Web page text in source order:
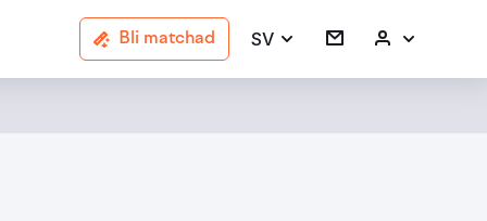
Bli matchad SV